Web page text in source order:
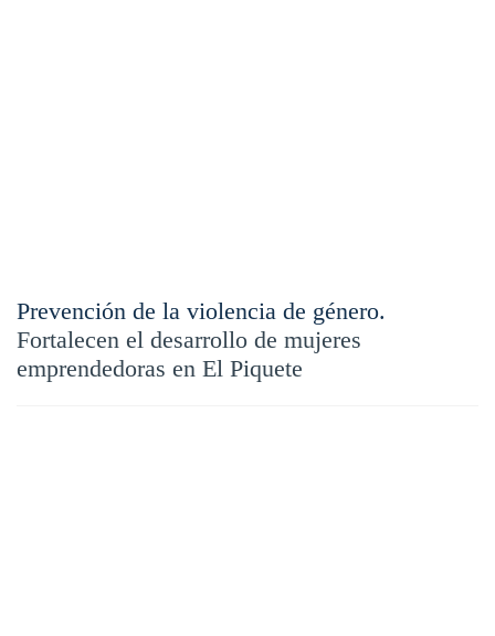
Prevención de la violencia de género.
Fortalecen el desarrollo de mujeres
emprendedoras en El Piquete